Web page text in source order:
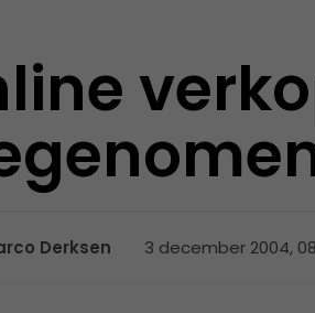
Derksen 3 december 2004,